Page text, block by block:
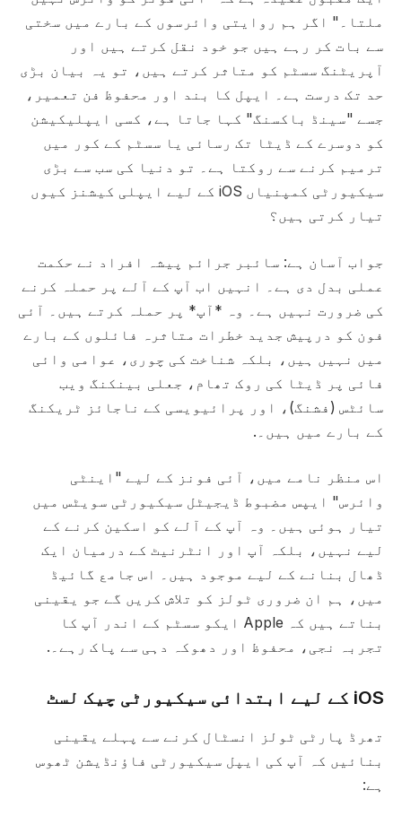
ملتا۔" اگر ہم روایتی وائرسوں کے بارے میں سختی
سے بات کر رہے ہیں جو خود نقل کرتے ہیں اور
آپریٹنگ سسٹم کو متاثر کرتے ہیں، تو یہ بیان بڑی
حد تک درست ہے۔ ایپل کا بند اور محفوظ فن تعمیر،
جسے "سینڈ باکسنگ" کہا جاتا ہے، کسی ایپلیکیشن
کو دوسرے کے ڈیٹا تک رسائی یا سسٹم کے کور میں
ترمیم کرنے سے روکتا ہے۔ تو دنیا کی سب سے بڑی
سیکیورٹی کمپنیاں iOS کے لیے ایپلی کیشنز کیوں
تیار کرتی ہیں؟
جواب آسان ہے: سائبر جرائم پیشہ افراد نے حکمت
عملی بدل دی ہے۔ انہیں اب آپ کے آلے پر حملہ کرنے
کی ضرورت نہیں ہے۔ وہ *آپ* پر حملہ کرتے ہیں۔ آئی
فون کو درپیش جدید خطرات متاثرہ فائلوں کے بارے
میں نہیں ہیں، بلکہ شناخت کی چوری، عوامی وائی
فائی پر ڈیٹا کی روک تھام، جعلی بینکنگ ویب
سائٹس (فشنگ)، اور پرائیویسی کے ناجائز ٹریکنگ
کے بارے میں ہیں۔.
اس منظر نامے میں، آئی فونز کے لیے "اینٹی
وائرس" ایپس مضبوط ڈیجیٹل سیکیورٹی سویٹس میں
تیار ہوئی ہیں۔ وہ آپ کے آلے کو اسکین کرنے کے
لیے نہیں، بلکہ آپ اور انٹرنیٹ کے درمیان ایک
ڈھال بنانے کے لیے موجود ہیں۔ اس جامع گائیڈ
میں، ہم ان ضروری ٹولز کو تلاش کریں گے جو یقینی
بناتے ہیں کہ Apple ایکو سسٹم کے اندر آپ کا
تجربہ نجی، محفوظ اور دھوکہ دہی سے پاک رہے۔.
iOS کے لیے ابتدائی سیکیورٹی چیک لسٹ
تھرڈ پارٹی ٹولز انسٹال کرنے سے پہلے یقینی
بنائیں کہ آپ کی ایپل سیکیورٹی فاؤنڈیشن ٹھوس
ہے: